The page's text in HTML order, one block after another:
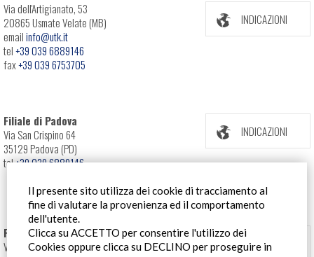
Il presente sito utilizza dei cookie di tracciamento al
fine di valutare la provenienza ed il comportamento
dell'utente.
Clicca su ACCETTO per consentire l'utilizzo dei
Cookies oppure clicca su DECLINO per proseguire in
Via dell'Artigianato, 53
20865 Usmate Velate (MB)
emailinfo@utk.it
tel+39 039 6889146
fax+39 039 6753705
INDICAZIONI
Filiale di Padova
Via San Crispino 64
35129 Padova (PD)
tel+39 039 6889146
INDICAZIONI
Filiale Roma
Via Pontina 583
INDICAZIONI